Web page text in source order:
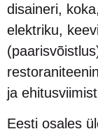
disaineri,
elektriku,
ja
Eesti osales